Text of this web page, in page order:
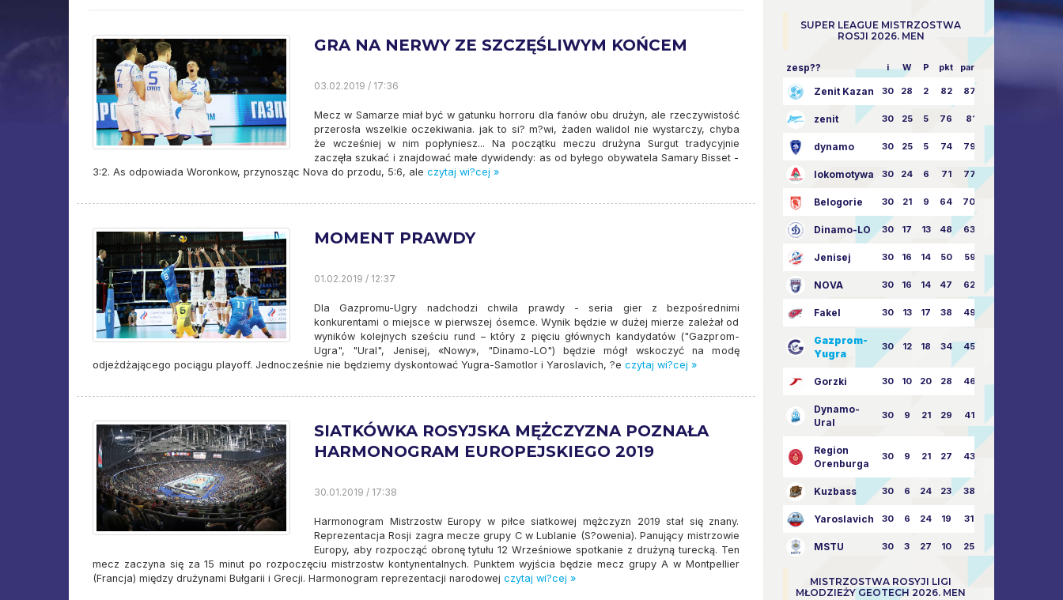
GRA NA NERWY ZE SZCZĘŚLIWYM KOŃCEM
03.02.2019 / 17:36
Mecz w Samarze miał być w gatunku horroru dla fanów obu drużyn, ale rzeczywistość
przerosła wszelkie oczekiwania. jak to si? m?wi, żaden walidol nie wystarczy, chyba
że wcześniej w nim popłyniesz... Na początku meczu drużyna Surgut tradycyjnie
zaczęła szukać i znajdować małe dywidendy: as od byłego obywatela Samary Bisset -
3:2. As odpowiada Woronkow, przynosząc Nova do przodu, 5:6, ale czytaj wi?cej »
MOMENT PRAWDY
01.02.2019 / 12:37
Dla Gazpromu-Ugry nadchodzi chwila prawdy - seria gier z bezpośrednimi
konkurentami o miejsce w pierwszej ósemce. Wynik będzie w dużej mierze zależał od
wyników kolejnych sześciu rund – który z pięciu głównych kandydatów ("Gazprom-
Ugra", "Ural", Jenisej, «Nowy», "Dinamo-LO") będzie mógł wskoczyć na modę
odjeżdżającego pociągu playoff. Jednocześnie nie będziemy dyskontować Yugra-Samotlor i Yaroslavich, ?e czytaj wi?cej »
SIATKÓWKA ROSYJSKA MĘŻCZYZNA POZNAŁA
HARMONOGRAM EUROPEJSKIEGO 2019
30.01.2019 / 17:38
Harmonogram Mistrzostw Europy w piłce siatkowej mężczyzn 2019 stał się znany.
Reprezentacja Rosji zagra mecze grupy C w Lublanie (S?owenia). Panujący mistrzowie
Europy, aby rozpocząć obronę tytułu 12 Wrześniowe spotkanie z drużyną turecką. Ten
mecz zaczyna się za 15 minut po rozpoczęciu mistrzostw kontynentalnych. Punktem wyjścia będzie mecz grupy A w Montpellier
(Francja) między drużynami Bułgarii i Grecji. Harmonogram reprezentacji narodowej czytaj wi?cej »
SUPER LEAGUE MISTRZOSTWA
ROSJI 2026. MEN
zesp?? i W P pkt parowy
Zenit Kazan 30 28 2 82 87:24
zenit 30 25 5 76 81:21
dynamo 30 25 5 74 79:26
lokomotywa 30 24 6 71 77:33
Belogorie 30 21 9 64 70:40
Dinamo-LO 30 17 13 48 63:57
Jenisej 30 16 14 50 59:53
NOVA 30 16 14 47 62:58
Fakel 30 13 17 38 49:62
Gazprom-
Yugra
30 12 18 34 45:63
Gorzki 30 10 20 28 46:73
Dynamo-
Ural
30 9 21 29 41:70
Region
Orenburga
30 9 21 27 43:73
Kuzbass 30 6 24 23 38:76
Yaroslavich 30 6 24 19 31:80
MSTU 30 3 27 10 25:87
MISTRZOSTWA ROSYJI LIGI
MŁODZIEŻY GEOTECH 2026. MEN